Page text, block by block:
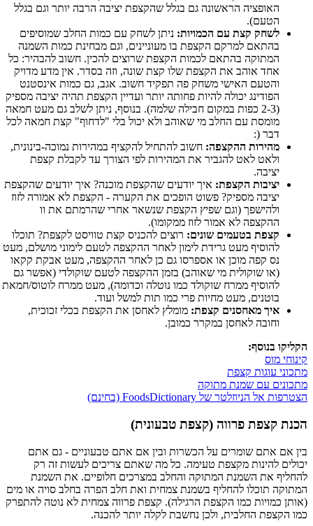
האופציה הראשונה גם בגלל שהקצפת יציבה הרבה יותר וגם בגלל
הטעם).
לשחק קצת עם הכמויות: ניתן לשחק עם כמות החלב שמוסיפים
בהתאם למרקם הקצפת בו מעוניינים, וגם מבחינת כמות השמנה
המתוקה בהתאם לכמות הקצפת שרוצים להכין. חשוב להבהיר: כל
אחד אוהב את הקצפת שלו קצת שונה, וזה בסדר. אין מדע מדויק
והטעם האישי משחק פה תפקיד חשוב. אגב, גם כמות אינסטנט
הפודינג יכולה להיות פחותה יותר ועדיין הקצפת תהיה יציבה מספיק
(2-3 כפות במקום חבילה שלמה). בנוסף, ניתן לשלב גם מעט חמאה
מומסת עם החלב מי שאוהב ולא יכול בלי "לדחוף" קצת חמאה לכל
דבר (:
מהירות ההקצפה: חשוב להתחיל להקציף במהירות נמוכה-בינונית,
ולאט לאט להגביר את המהירות לפי הצורך עד לקבלת קצפת
יציבה.
יציבות הקצפת: איך יודעים שהקצפת מוכנה? איך יודעים שהקצפת
יציבה מספיק? פשוט הופכים את הקערה - הקצפת לא אמורה לזוז
ולהישפך (וגם שפיץ הקצפת שנשאר אחרי שהרמתם את וו
ההקצפה לא אמור לזוז ממקומו).
קצפת בטעמים שונים: רוצים להכניס קצת טוויסט לקצפת? תוכלו
להוסיף מעט גרידת לימון לאחר ההקצפה לטעם לימוני מושלם, מעט
נס קפה מוכן או אספרסו גם כן לאחר ההקצפה, מעט אבקת קקאו
(או שוקולית מי שאוהב) בזמן ההקצפה לטעם שוקולדי (אפשר גם
להוסיף ממרח שוקולד כמו נוטלה וכדומה), מעט ממרח לוטוס/חמאת
בוטנים, מעט מחיות פרי כמו תות למשל ועוד.
איך מאחסנים קצפת: מומלץ לאחסן את הקצפת בכלי זכוכית,
וחובה לאחסן במקרר כמובן.
הקליקו בנוסף:
קינוחי מוס
מתכוני עוגות קצפת
מתכונים עם שמנת מתוקה
הצטרפות אל הניוזלטר של FoodsDictionary (בחינם)
הכנת קצפת פרווה (קצפת טבעונית)
בין אם אתם שומרים על הכשרות ובין אם אתם טבעוניים - גם אתם
יכולים להינות מקצפת טעימה. כל מה שאתם צריכים לעשות זה רק
להחליף את השמנת המתוקה והחלב במצרכים חלופיים. את השמנת
המתוקה תוכלו להחליף בשמנת צמחית ואת חלב הפרה בחלב סויה או מים
(אותן כמויות כמו הקצפת הרגילה). קצפת פרווה צמחית לא נוטה להתפרק
כמו הקצפת החלבית, ולכן נחשבת לקלה יותר להכנה.